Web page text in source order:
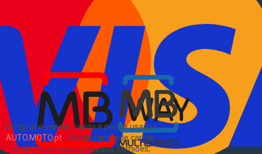
Comprar e vender carros e motas usadas
AUTO.MOTO.pt- Venda rápida de carros,
motas, comerciais, pesados, camiões,
Como comprar e vender
Pacotes de anúncios
Verificar VIN e matrícula
Sitemap
EN
Sobre Nós